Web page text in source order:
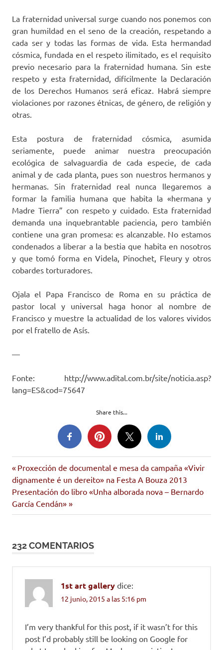
La fraternidad universal surge cuando nos ponemos con
gran humildad en el seno de la creación, respetando a
cada ser y todas las formas de vida. Esta hermandad
cósmica, fundada en el respeto ilimitado, es el requisito
previo necesario para la fraternidad humana. Sin este
respeto y esta fraternidad, difícilmente la Declaración
de los Derechos Humanos será eficaz. Habrá siempre
violaciones por razones étnicas, de género, de religión y
otras.
Esta postura de fraternidad cósmica, asumida
seriamente, puede animar nuestra preocupación
ecológica de salvaguardia de cada especie, de cada
animal y de cada planta, pues son nuestros hermanos y
hermanas. Sin fraternidad real nunca llegaremos a
formar la familia humana que habita la «hermana y
Madre Tierra” con respeto y cuidado. Esta fraternidad
demanda una inquebrantable paciencia, pero también
contiene una gran promesa: es alcanzable. No estamos
condenados a liberar a la bestia que habita en nosotros
y que tomó forma en Videla, Pinochet, Fleury y otros
cobardes torturadores.
Ojala el Papa Francisco de Roma en su práctica de
pastor local y universal haga honor al nombre de
Francisco y muestre la actualidad de los valores vividos
por el fratello de Asís.
—
Fonte: http://www.adital.com.br/site/noticia.asp?
lang=ES&cod=75647
Share this...
Papa
Navegación
de
entradas
Entrada
anterior:
Proxección de documental e mesa da campaña «Vivir
dignamente é un dereito» na Festa A Bouza 2013
Siguiente
entrada:
Presentación do libro «Unha alborada nova – Bernardo
García Cendán»
232 COMENTARIOS
1st art gallery dice:
12 junio, 2015 a las 5:16 pm
I’m very thankful for this post, if it wasn’t for this
post I’d probably still be looking on Google for